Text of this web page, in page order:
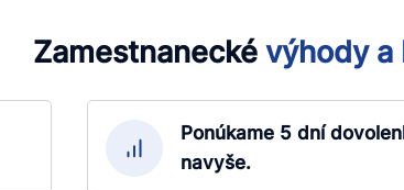
Zamestnanecké výhody a
Ponúkame 5 dní
navyše.